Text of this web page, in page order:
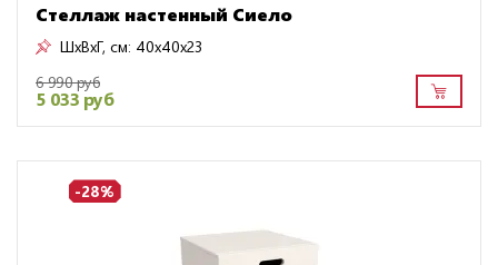
Стеллаж настенный Сиело
ШxВxГ, см: 40x40x23
6 990 руб
5 033 руб
-28%